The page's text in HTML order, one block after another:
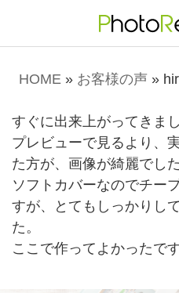
HOME » お客様の声 »
すぐに出来上がってきまし
プレビューで見るより、
た方が、画像が綺麗でした
ソフトカバーなのでチー
すが、とてもしっかりし
た。
ここで作ってよかったです